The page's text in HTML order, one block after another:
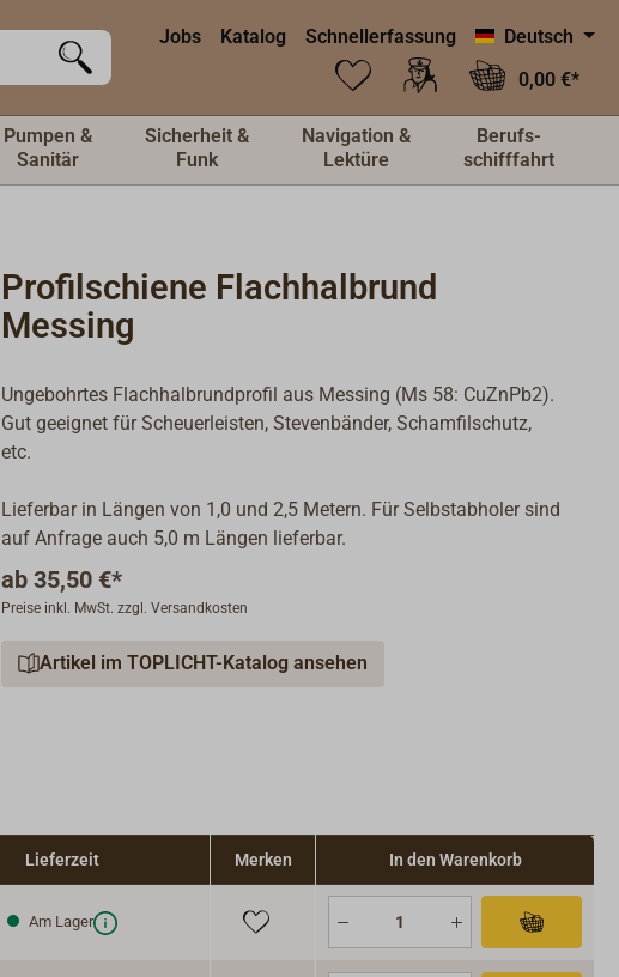
Jobs Katalog Schnellerfassung
Deutsch
0,00 €*
Pumpen &
Sanitär
Sicherheit &
Funk
Navigation &
Lektüre
Berufs-
schifffahrt
Profilschiene Flachhalbrund
Messing
Ungebohrtes Flachhalbrundprofil aus Messing (Ms 58: CuZnPb2).
Gut geeignet für Scheuerleisten, Stevenbänder, Schamfilschutz,
etc.
Lieferbar in Längen von 1,0 und 2,5 Metern. Für Selbstabholer sind
auf Anfrage auch 5,0 m Längen lieferbar.
ab 35,50 €*
Preise inkl. MwSt. zzgl. Versandkosten
Artikel im TOPLICHT-Katalog ansehen
Lieferzeit Merken In den Warenkorb
Am Lager